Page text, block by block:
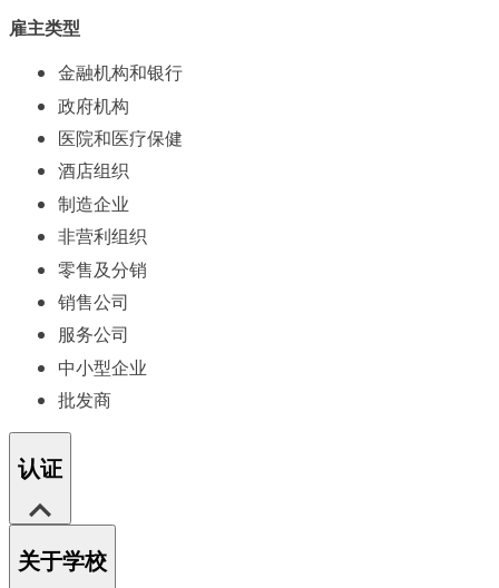
雇主类型
金融机构和银行
政府机构
医院和医疗保健
酒店组织
制造企业
非营利组织
零售及分销
销售公司
服务公司
中小型企业
批发商
认证
关于学校